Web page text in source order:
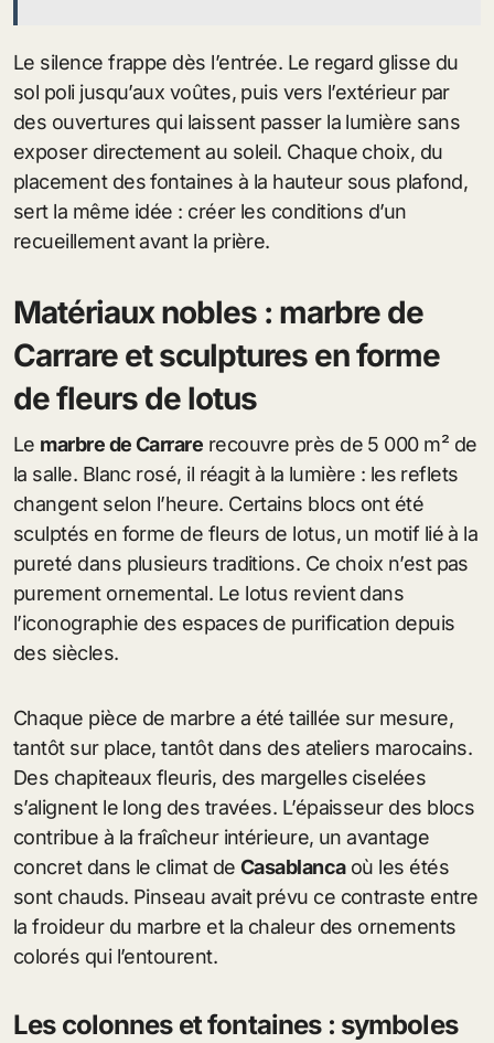
Le silence frappe dès l’entrée. Le regard glisse du
sol poli jusqu’aux voûtes, puis vers l’extérieur par
des ouvertures qui laissent passer la lumière sans
exposer directement au soleil. Chaque choix, du
placement des fontaines à la hauteur sous plafond,
sert la même idée : créer les conditions d’un
recueillement avant la prière.
Matériaux nobles : marbre de
Carrare et sculptures en forme
de fleurs de lotus
Le marbre de Carrare recouvre près de 5 000 m² de
la salle. Blanc rosé, il réagit à la lumière : les reflets
changent selon l’heure. Certains blocs ont été
sculptés en forme de fleurs de lotus, un motif lié à la
pureté dans plusieurs traditions. Ce choix n’est pas
purement ornemental. Le lotus revient dans
l’iconographie des espaces de purification depuis
des siècles.
Chaque pièce de marbre a été taillée sur mesure,
tantôt sur place, tantôt dans des ateliers marocains.
Des chapiteaux fleuris, des margelles ciselées
s’alignent le long des travées. L’épaisseur des blocs
contribue à la fraîcheur intérieure, un avantage
concret dans le climat de Casablancaoù les étés
sont chauds. Pinseau avait prévu ce contraste entre
la froideur du marbre et la chaleur des ornements
colorés qui l’entourent.
Les colonnes et fontaines : symboles